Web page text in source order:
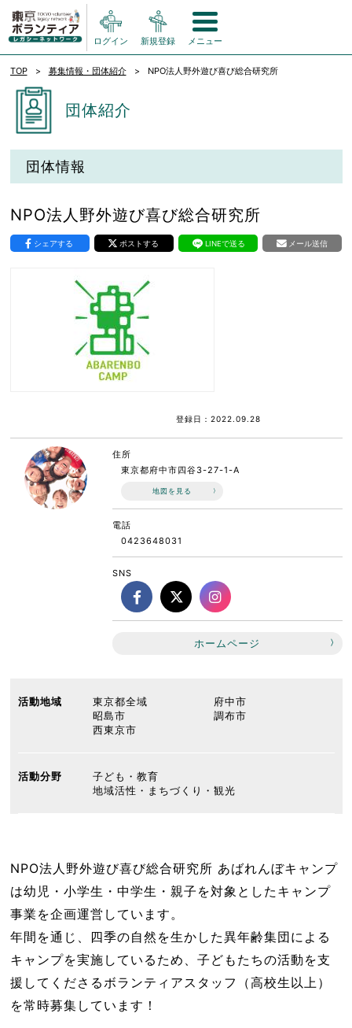
ログイン 新規登録 メニュー
TOP 募集情報・団体紹介 NPO法人野外遊び喜び総合研究所
団体紹介
団体情報
NPO法人野外遊び喜び総合研究所
シェアする ポストする LINEで送る メール送信
登録日：2022.09.28
住所
東京都府中市四谷3-27-1-A
地図を見る
電話
0423648031
SNS
ホームページ
活動地域 東京都全域
府中市
昭島市
調布市
西東京市
活動分野
子ども・教育
地域活性・まちづくり・観光
NPO法人野外遊び喜び総合研究所 あばれんぼキャンプ
は幼児・小学生・中学生・親子を対象としたキャンプ
事業を企画運営しています。
年間を通じ、四季の自然を生かした異年齢集団による
キャンプを実施しているため、子どもたちの活動を支
援してくださるボランティアスタッフ（高校生以上）
を常時募集しています！